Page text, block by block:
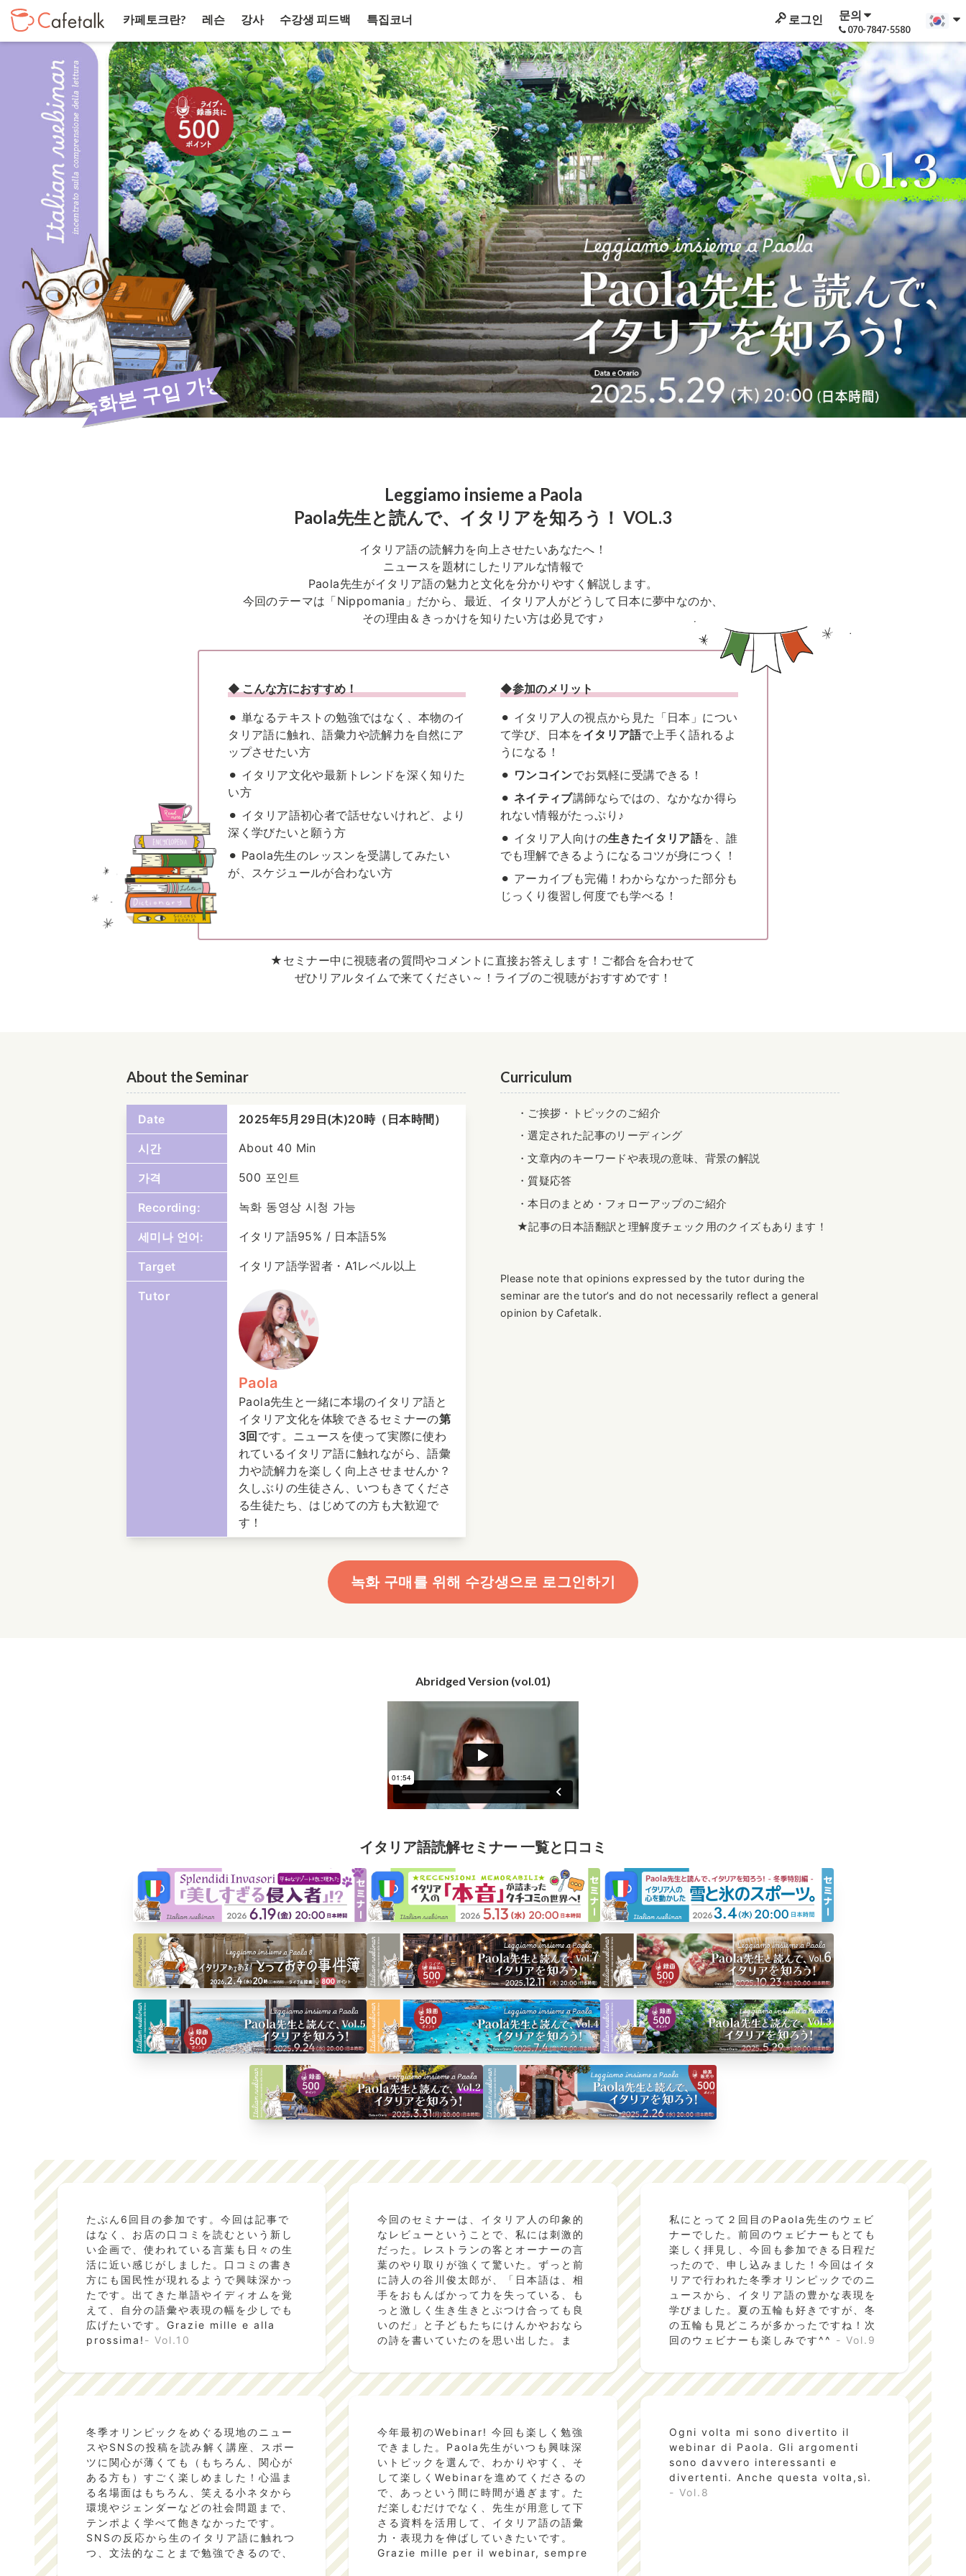
카페토크란? 레슨 강사 수강생 피드백 특집코너 로그인 문의
070-7847-5580
녹화본 구입 가능
Leggiamo insieme a Paola
Paola先生と読んで、イタリアを知ろう！ VOL.3
イタリア語の読解力を向上させたいあなたへ！
ニュースを題材にしたリアルな情報で
Paola先生がイタリア語の魅力と文化を分かりやすく解説します。
今回のテーマは「Nippomania」だから、最近、イタリア人がどうして日本に夢中なのか、
その理由＆きっかけを知りたい方は必見です♪
◆ こんな方におすすめ！
⚫︎ 単なるテキストの勉強ではなく、本物のイ
タリア語に触れ、語彙力や読解力を自然にア
ップさせたい方
⚫︎ イタリア文化や最新トレンドを深く知りた
い方
⚫︎ イタリア語初心者で話せないけれど、より
深く学びたいと願う方
⚫︎ Paola先生のレッスンを受講してみたい
が、スケジュールが合わない方
◆参加のメリット
⚫︎ イタリア人の視点から見た「日本」につい
て学び、日本をイタリア語で上手く語れるよ
うになる！
⚫︎ ワンコインでお気軽に受講できる！
⚫︎ ネイティブ講師ならではの、なかなか得ら
れない情報がたっぷり♪
⚫︎ イタリア人向けの生きたイタリア語を、誰
でも理解できるようになるコツが身につく！
⚫︎ アーカイブも完備！わからなかった部分も
じっくり復習し何度でも学べる！
★セミナー中に視聴者の質問やコメントに直接お答えします！ご都合を合わせて
ぜひリアルタイムで来てください～！ライブのご視聴がおすすめです！
About the Seminar
Date 2025年5月29日(木)20時（日本時間）
시간 About 40 Min
가격 500 포인트
Recording: 녹화 동영상 시청 가능
세미나 언어: イタリア語95% / 日本語5%
Target イタリア語学習者・A1レベル以上
Tutor
Paola
Paola先生と一緒に本場のイタリア語と
イタリア文化を体験できるセミナーの第
3回です。ニュースを使って実際に使わ
れているイタリア語に触れながら、語彙
力や読解力を楽しく向上させませんか？
久しぶりの生徒さん、いつもきてくださ
る生徒たち、はじめての方も大歓迎で
す！
Curriculum
・ご挨拶・トピックのご紹介
・選定された記事のリーディング
・文章内のキーワードや表現の意味、背景の解説
・質疑応答
・本日のまとめ・フォローアップのご紹介
★記事の日本語翻訳と理解度チェック用のクイズもあります！
Please note that opinions expressed by the tutor during the
seminar are the tutor’s and do not necessarily reflect a general
opinion by Cafetalk.
녹화 구매를 위해 수강생으로 로그인하기
Abridged Version (vol.01)
イタリア語読解セミナー 一覧と口コミ
たぶん6回目の参加です。今回は記事で
はなく、お店の口コミを読むという新し
い企画で、使われている言葉も日々の生
活に近い感じがしました。口コミの書き
方にも国民性が現れるようで興味深かっ
たです。出てきた単語やイディオムを覚
えて、自分の語彙や表現の幅を少しでも
広げたいです。Grazie mille e alla
prossima! - Vol.10
今回のセミナーは、イタリア人の印象的
なレビューということで、私には刺激的
だった。レストランの客とオーナーの言
葉のやり取りが強くて驚いた。ずっと前
に詩人の谷川俊太郎が、「日本語は、相
手をおもんばかって力を失っている、も
っと激しく生き生きとぶつけ合っても良
いのだ」と子どもたちにけんかやおなら
の詩を書いていたのを思い出した。ま
り合いが、「あいさつを覚えたら、次は
汚い言葉を覚えた。そうしないと、コミ
おすましして言葉を選んでいる自分を振
り返る機会になった。こういう気づき
が、語学を続けることの良さだと思
う。- Vol.10
私にとって２回目のPaola先生のウェビ
ナーでした。前回のウェビナーもとても
楽しく拝見し、今回も参加できる日程だ
ったので、申し込みました！今回はイタ
リアで行われた冬季オリンピックでのニ
ュースから、イタリア語の豊かな表現を
学びました。夏の五輪も好きですが、冬
の五輪も見どころが多かったですね！次
回のウェビナーも楽しみです^^ - Vol.9
冬季オリンピックをめぐる現地のニュー
スやSNSの投稿を読み解く講座、スポー
ツに関心が薄くても（もちろん、関心が
ある方も）すごく楽しめました！心温ま
る名場面はもちろん、笑える小ネタから
環境やジェンダーなどの社会問題まで、
テンポよく学べて飽きなかったです。
SNSの反応から生のイタリア語に触れつ
つ、文法的なことまで勉強できるので、
今年最初のWebinar! 今回も楽しく勉強
できました。Paola先生がいつも興味深
いトピックを選んで、わかりやすく、そ
して楽しくWebinarを進めてくださるの
で、あっという間に時間が過ぎます。た
だ楽しむだけでなく、先生が用意して下
さる資料を活用して、イタリア語の語彙
力・表現力を伸ばしていきたいです。
Grazie mille per il webinar, sempre
Ogni volta mi sono divertito il
webinar di Paola. Gli argomenti
sono davvero interessanti e
divertenti. Anche questa volta,sì.
- Vol.8